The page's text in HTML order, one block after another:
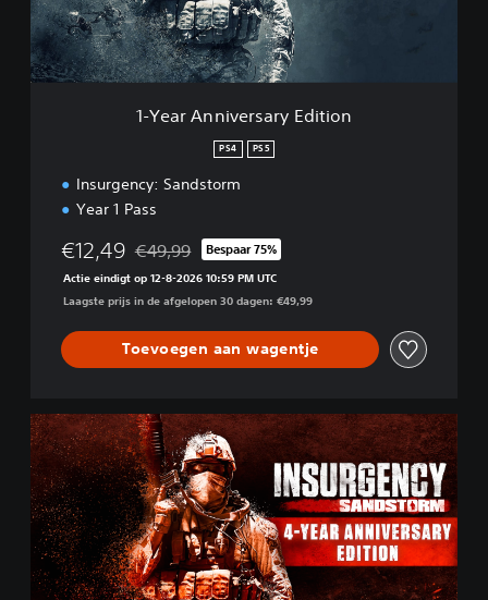
n
i
v
e
1-Year Anniversary Edition
PS4 PS5
Insurgency: Sandstorm
Year 1 Pass
€12,49 Korting ten opzichte van de oorspronkelijke prijs
€49,99 Bespaar 75%
Actie eindigt op 12-8-2026 10:59 PM UTC
Laagste prijs in de afgelopen 30 dagen: €49,99
Toevoegen aan wagentje
4
-
Y
e
a
r
A
n
n